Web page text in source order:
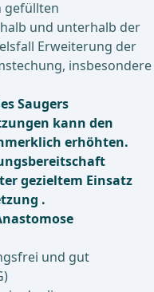
gefüllten
und unterhalb der
Erweiterung der
insbesondere
Saugers
kann den
erhöhten.
gezieltem Einsatz
.
und gut